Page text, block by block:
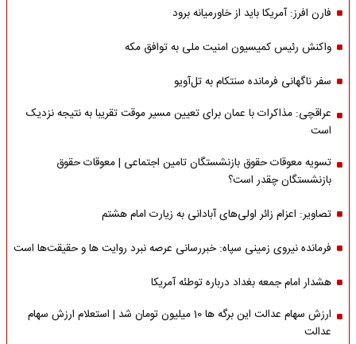
فارن افرز: آمریکا باید از خاورمیانه برود
واکنش رئیس کمیسیون امنیت ملی به توافق مکه
سفر ناگهانی فرمانده سنتکام به تل‌آویو
عراقچی: مذاکرات با عمان برای تعیین مسیر موقت تقریبا به نتیجه نزدیک
است
تسویه معوقات حقوق بازنشستگان تامین اجتماعی | معوقات حقوق
بازنشستگان چقدر است؟
تصاویر: اعزام زائر اولی‌های آبادانی به زیارت امام هشتم
فرمانده نیروی زمینی سپاه: خبررسانی عرصه نبرد روایت ها و حقیقت‌ها است
هشدار امام جمعه بغداد درباره توطئه آمریکا
ارزش سهام عدالت این برگه ها 10 میلیون تومان شد | استعلام ارزش سهام
عدالت